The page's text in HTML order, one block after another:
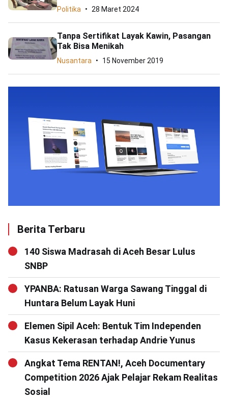
Politika 28 Maret 2024
Tanpa Sertifikat Layak Kawin, Pasangan
Tak Bisa Menikah
Nusantara 15 November 2019
Berita Terbaru
140 Siswa Madrasah di Aceh Besar Lulus
SNBP
YPANBA: Ratusan Warga Sawang Tinggal di
Huntara Belum Layak Huni
Elemen Sipil Aceh: Bentuk Tim Independen
Kasus Kekerasan terhadap Andrie Yunus
Angkat Tema RENTAN!, Aceh Documentary
Competition 2026 Ajak Pelajar Rekam Realitas
Sosial